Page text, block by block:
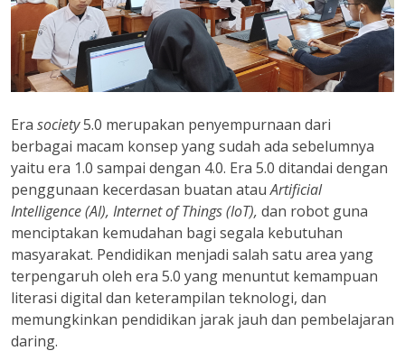
Era society5.0 merupakan penyempurnaan dari
berbagai macam konsep yang sudah ada sebelumnya
yaitu era 1.0 sampai dengan 4.0. Era 5.0 ditandai dengan
penggunaan kecerdasan buatan atauArtificial
Intelligence (AI), Internet of Things (IoT), dan robot guna
menciptakan kemudahan bagi segala kebutuhan
masyarakat. Pendidikan menjadi salah satu area yang
terpengaruh oleh era 5.0 yang menuntut kemampuan
literasi digital dan keterampilan teknologi, dan
memungkinkan pendidikan jarak jauh dan pembelajaran
daring.